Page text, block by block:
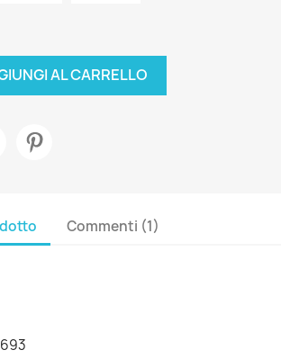
AL CARRELLO
Commenti (1)